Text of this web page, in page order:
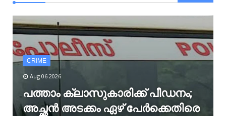
CRIME
Aug 06 2026
പത്താം ക്ലാസുകാരിക്ക് പീഡനം;
അച്ഛൻ അടക്കം ഏഴ് പേർക്കെതിരെ